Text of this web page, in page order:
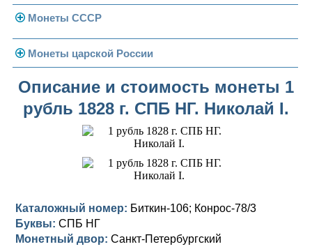
Современная Россия
Монеты 1991-1993 гг.
Монеты СССР
Погодовка СССР
Монеты 1958 года
Золотые червонцы
Памятные и юбилейные
Монеты царской России
Николай II (1894-1917)
Золото
Для Финляндии
Александр III (1881-1894)
Для Финляндии
Александр II (1855-1881)
Медь
Николай I (1825-1855)
Серебро
Золото
Павел I (1796-1801)
Описание и стоимость монеты 1
рубль 1828 г. СПБ НГ. Николай I.
Каталожный номер: Биткин-106; Конрос-78/3
Буквы: СПБ НГ
Монетный двор: Санкт-Петербургский